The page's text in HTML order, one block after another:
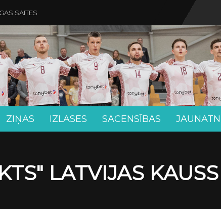
SAITES
ZIŅAS IZLASES SACENSĪBAS
LATVIJAS